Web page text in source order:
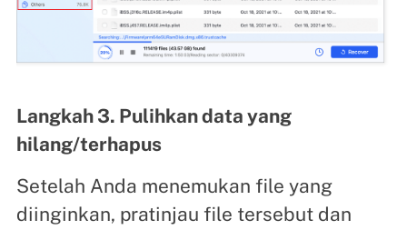
Langkah 3. Pulihkan data yang
hilang/terhapus
Setelah Anda menemukan file yang
diinginkan, pratinjau file tersebut dan